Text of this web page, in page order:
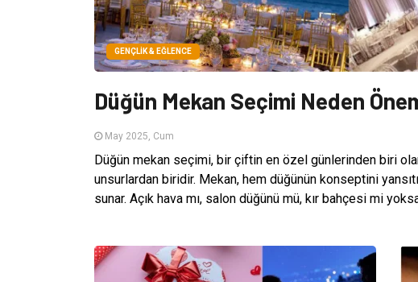
GENÇLIK & EĞLENCE
Düğün Mekan Seçimi Neden
May 2025, Cum
Düğün mekan seçimi, bir çiftin en özel günlerinden biri
unsurlardan biridir. Mekan, hem düğünün konseptini
sunar. Açık hava mı, salon düğünü mü, kır bahçesi mi